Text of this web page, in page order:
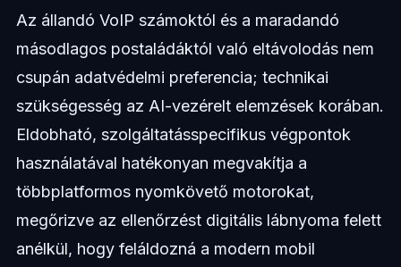
Az állandó VoIP számoktól és a maradandó
másodlagos postaládáktól való eltávolodás nem
csupán adatvédelmi preferencia; technikai
szükségesség az AI-vezérelt elemzések korában.
Eldobható, szolgáltatásspecifikus végpontok
használatával hatékonyan megvakítja a
többplatformos nyomkövető motorokat,
megőrizve az ellenőrzést digitális lábnyoma felett
anélkül, hogy feláldozná a modern mobil